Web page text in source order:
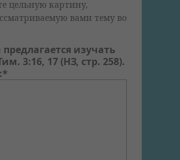
цельную картину,
вами тему во
изучать
3:16, 17 (НЗ, стр. 258).